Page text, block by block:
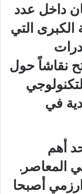
داخل عدد
التي
نقاشاً حول
في
أهم
المعاصر.
أصبحا